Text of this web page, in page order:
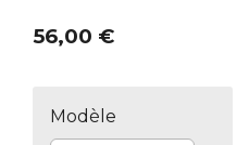
56,00 €
Modèle